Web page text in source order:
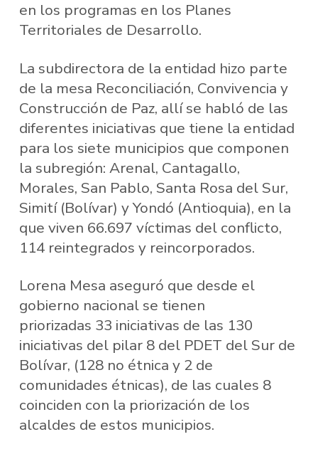
en los programas en los Planes
Territoriales de Desarrollo.
La subdirectora de la entidad hizo parte
de la mesa Reconciliación, Convivencia y
Construcción de Paz, allí se habló de las
diferentes iniciativas que tiene la entidad
para los siete municipios que componen
la subregión: Arenal, Cantagallo,
Morales, San Pablo, Santa Rosa del Sur,
Simití (Bolívar) y Yondó (Antioquia), en la
que viven 66.697 víctimas del conflicto,
114 reintegrados y reincorporados.
Lorena Mesa aseguró que desde el
gobierno nacional se tienen
priorizadas 33 iniciativas de las 130
iniciativas del pilar 8 del PDET del Sur de
Bolívar, (128 no étnica y 2 de
comunidades étnicas), de las cuales 8
coinciden con la priorización de los
alcaldes de estos municipios.